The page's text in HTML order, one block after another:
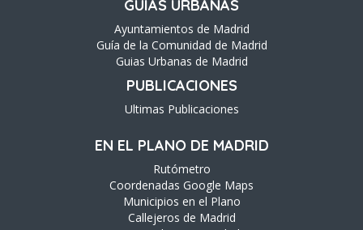
GUÍAS URBANAS
Ayuntamientos de Madrid
Guía de la Comunidad de Madrid
Guias Urbanas de Madrid
PUBLICACIONES
Ultimas Publicaciones
EN EL PLANO DE MADRID
Rutómetro
Coordenadas Google Maps
Municipios en el Plano
Callejeros de Madrid